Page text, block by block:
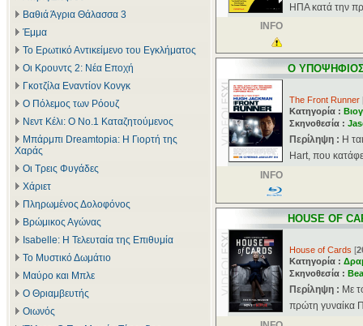
Βαθιά Άγρια Θάλασσα 3
Έμμα
Το Ερωτικό Αντικείμενο του Εγκλήματος
Οι Κρουντς 2: Νέα Εποχή
Γκοτζίλα Εναντίον Κονγκ
Ο Πόλεμος των Ρόουζ
Νεντ Κέλι: Ο Νο.1 Καταζητούμενος
Μπάρμπι Dreamtopia: Η Γιορτή της
Χαράς
Οι Τρεις Φυγάδες
Χάριετ
Πληρωμένος Δολοφόνος
Βρώμικος Αγώνας
Isabelle: Η Τελευταία της Επιθυμία
Το Μυστικό Δωμάτιο
Μαύρο και Μπλε
Ο Θριαμβευτής
Οιωνός
ΗΠΑ κατά την
INFO
Ο
The Front Runner
Κατηγορία :
Σκηνοθεσία :
Περίληψη : Η
Hart, που
INFO
HOUSE OF
House of Cards [
Κατηγορία :
Σκηνοθεσία :
Περίληψη : Με
πρώτη γυναίκα